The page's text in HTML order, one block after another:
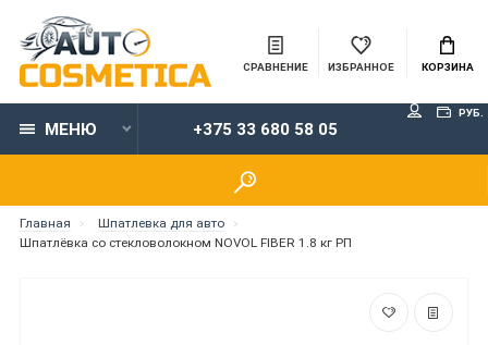
СРАВНЕНИЕ ИЗБРАННОЕ КОРЗИНА
МЕНЮ +375 33 680 58 05
РУБ.
Главная
Шпатлевка для авто
Шпатлёвка со стекловолокном NOVOL FIBER 1.8 кг РП